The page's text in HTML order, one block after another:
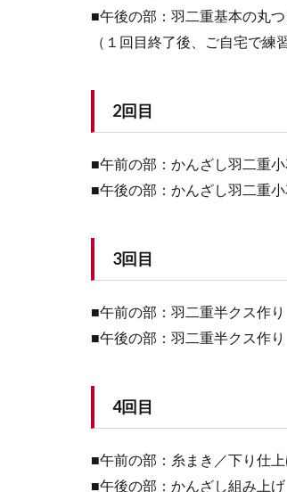
■午後の部：羽二重基本の丸
（１回目終了後、ご自宅で
2回目
■午前の部：かんざし羽二重
■午後の部：かんざし羽二重
3回目
■午前の部：羽二重半クス作り
■午後の部：羽二重半クス作り
4回目
■午前の部：糸まき／下り仕
■午後の部：かんざし組み上げ